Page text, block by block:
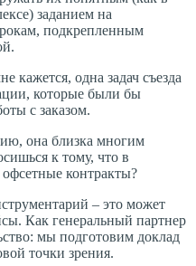
заданием на
подкрепленным
кажется, одна задач съезда
которые были бы
с заказом.
она близка многим
к тому, что в
контракты?
– это может
Как генеральный партнер
мы подготовим доклад
точки зрения.